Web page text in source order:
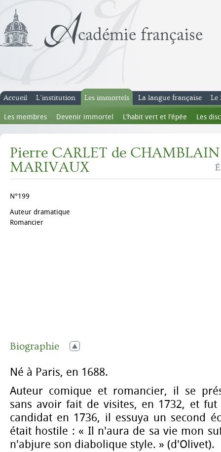
Accueil L’institution Les immortels
Les membres Devenir immortel L’habit vert et l’épée Les
La langue française Le
Pierre CARLET de
MARIVAUX
N°199
Auteur dramatique
Romancier
Biographie
Né à Paris, en 1688.
Auteur comique et romancier, il se
sans avoir fait de visites, en 1732, et
candidat en 1736, il essuya un second
était hostile : « Il n'aura de sa vie mon
n'abjure son diabolique style. » (d'Olivet).